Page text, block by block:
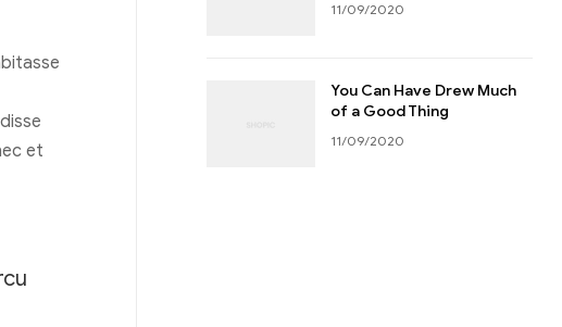
et
11/09/2020
You Can Have Drew Much
of a Good Thing
11/09/2020